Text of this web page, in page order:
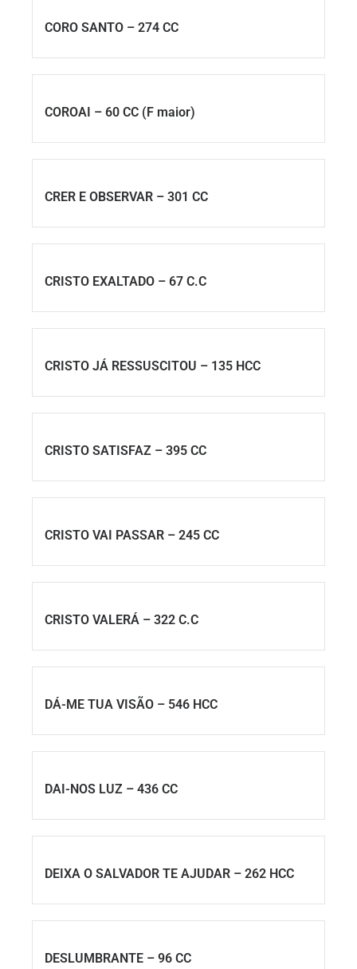
CORO SANTO – 274 CC
COROAI – 60 CC (F maior)
CRER E OBSERVAR – 301 CC
CRISTO EXALTADO – 67 C.C
CRISTO JÁ RESSUSCITOU – 135 HCC
CRISTO SATISFAZ – 395 CC
CRISTO VAI PASSAR – 245 CC
CRISTO VALERÁ – 322 C.C
DÁ-ME TUA VISÃO – 546 HCC
DAI-NOS LUZ – 436 CC
DEIXA O SALVADOR TE AJUDAR – 262 HCC
DESLUMBRANTE – 96 CC